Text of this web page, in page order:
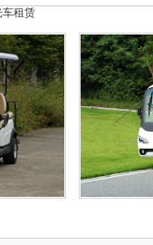
车租赁